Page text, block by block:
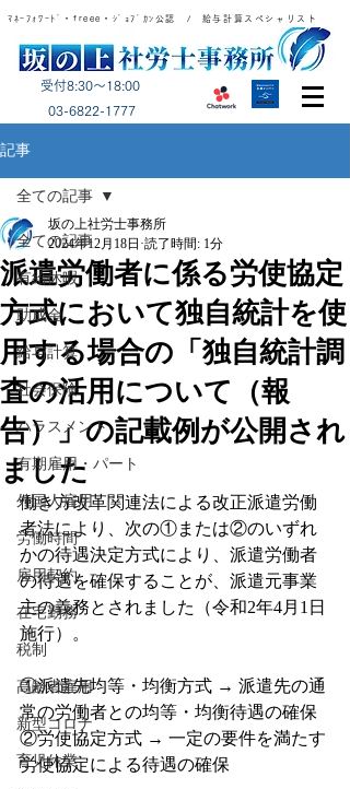
ﾏﾈｰﾌｫﾜｰﾄﾞ・freee・ｼﾞｮﾌﾞｶﾝ公認 / 給与計算スペシャリスト
受付8:30～18:00
​03-6822-1777
記事
全ての記事
有給休暇
助成金
給与計算
社会保険
ハラスメント
有期雇用・パート
外国人雇用
労働時間
雇用契約
在宅勤務
税制
高齢者雇用
新型コロナ
育児休業
全ての記事
派遣労働者に係る労使協定
方式において独自統計を使
用する場合の「独自統計調
査の活用について（報
告）」の記載例が公開され
ました
坂の上社労士事務所
2024年12月18日 読了時間: 1分
働き方改革関連法による改正派遣労働
者法により、次の①または②のいずれ
かの待遇決定方式により、派遣労働者
の待遇を確保することが、派遣元事業
主の義務とされました（令和2年4月1日
施行）。
①派遣先均等・均衡方式 → 派遣先の通
常の労働者との均等・均衡待遇の確保
②労使協定方式 → 一定の要件を満たす
労使協定による待遇の確保